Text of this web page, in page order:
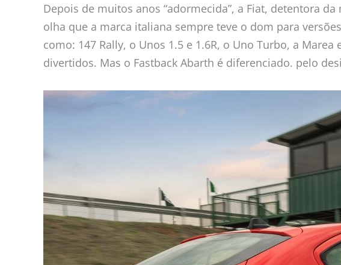
Depois de muitos anos “adormecida”, a Fiat, detentora
olha que a marca italiana sempre teve o dom para
como: 147 Rally, o Unos 1.5 e 1.6R, o Uno Turbo, a
divertidos. Mas o Fastback Abarth é diferenciado. pelo